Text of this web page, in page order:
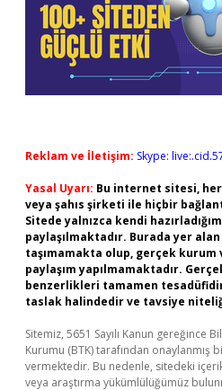
Reklam ve İletişim: Skype:
Yasal Uyarı: Bu internet sitesi,
veya şahıs şirketi ile hiçbir
Sitede yalnızca kendi
paylaşılmaktadır. Burada yer
taşımamakta olup, gerçek kurum
paylaşım yapılmamaktadır.
benzerlikleri tamamen
taslak halindedir ve tavsiye
Sitemiz, 5651 Sayılı Kanun gereğince
Kurumu (BTK) tarafından onaylanmış
vermektedir. Bu nedenle, sitedeki
veya araştırma yükümlülüğümüz